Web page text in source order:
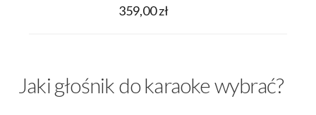
359,00 zł
Jaki głośnik do karaoke wybrać?